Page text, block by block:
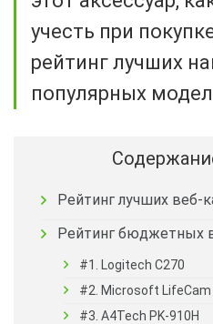
учесть при
рейтинг лучших
популярных
Рейтинг лучших веб-
Рейтинг бюджетных
#1. Logitech C270
#2. Microsoft LifeCam
#3. A4Tech PK-910H